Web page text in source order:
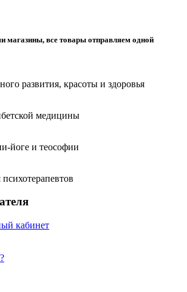
магазины, все товары отправляем одной
развития, красоты и здоровья
медицины
йоге и теософии
кабинет